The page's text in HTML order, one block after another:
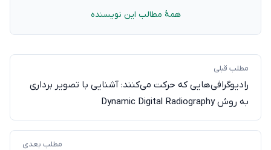
همهٔ مطالب این نویسنده
مطلب قبلی
رادیوگرافی‌هایی که حرکت می‌کنند: آشنایی با تصویر برداری
به روش Dynamic Digital Radiography
مطلب بعدی